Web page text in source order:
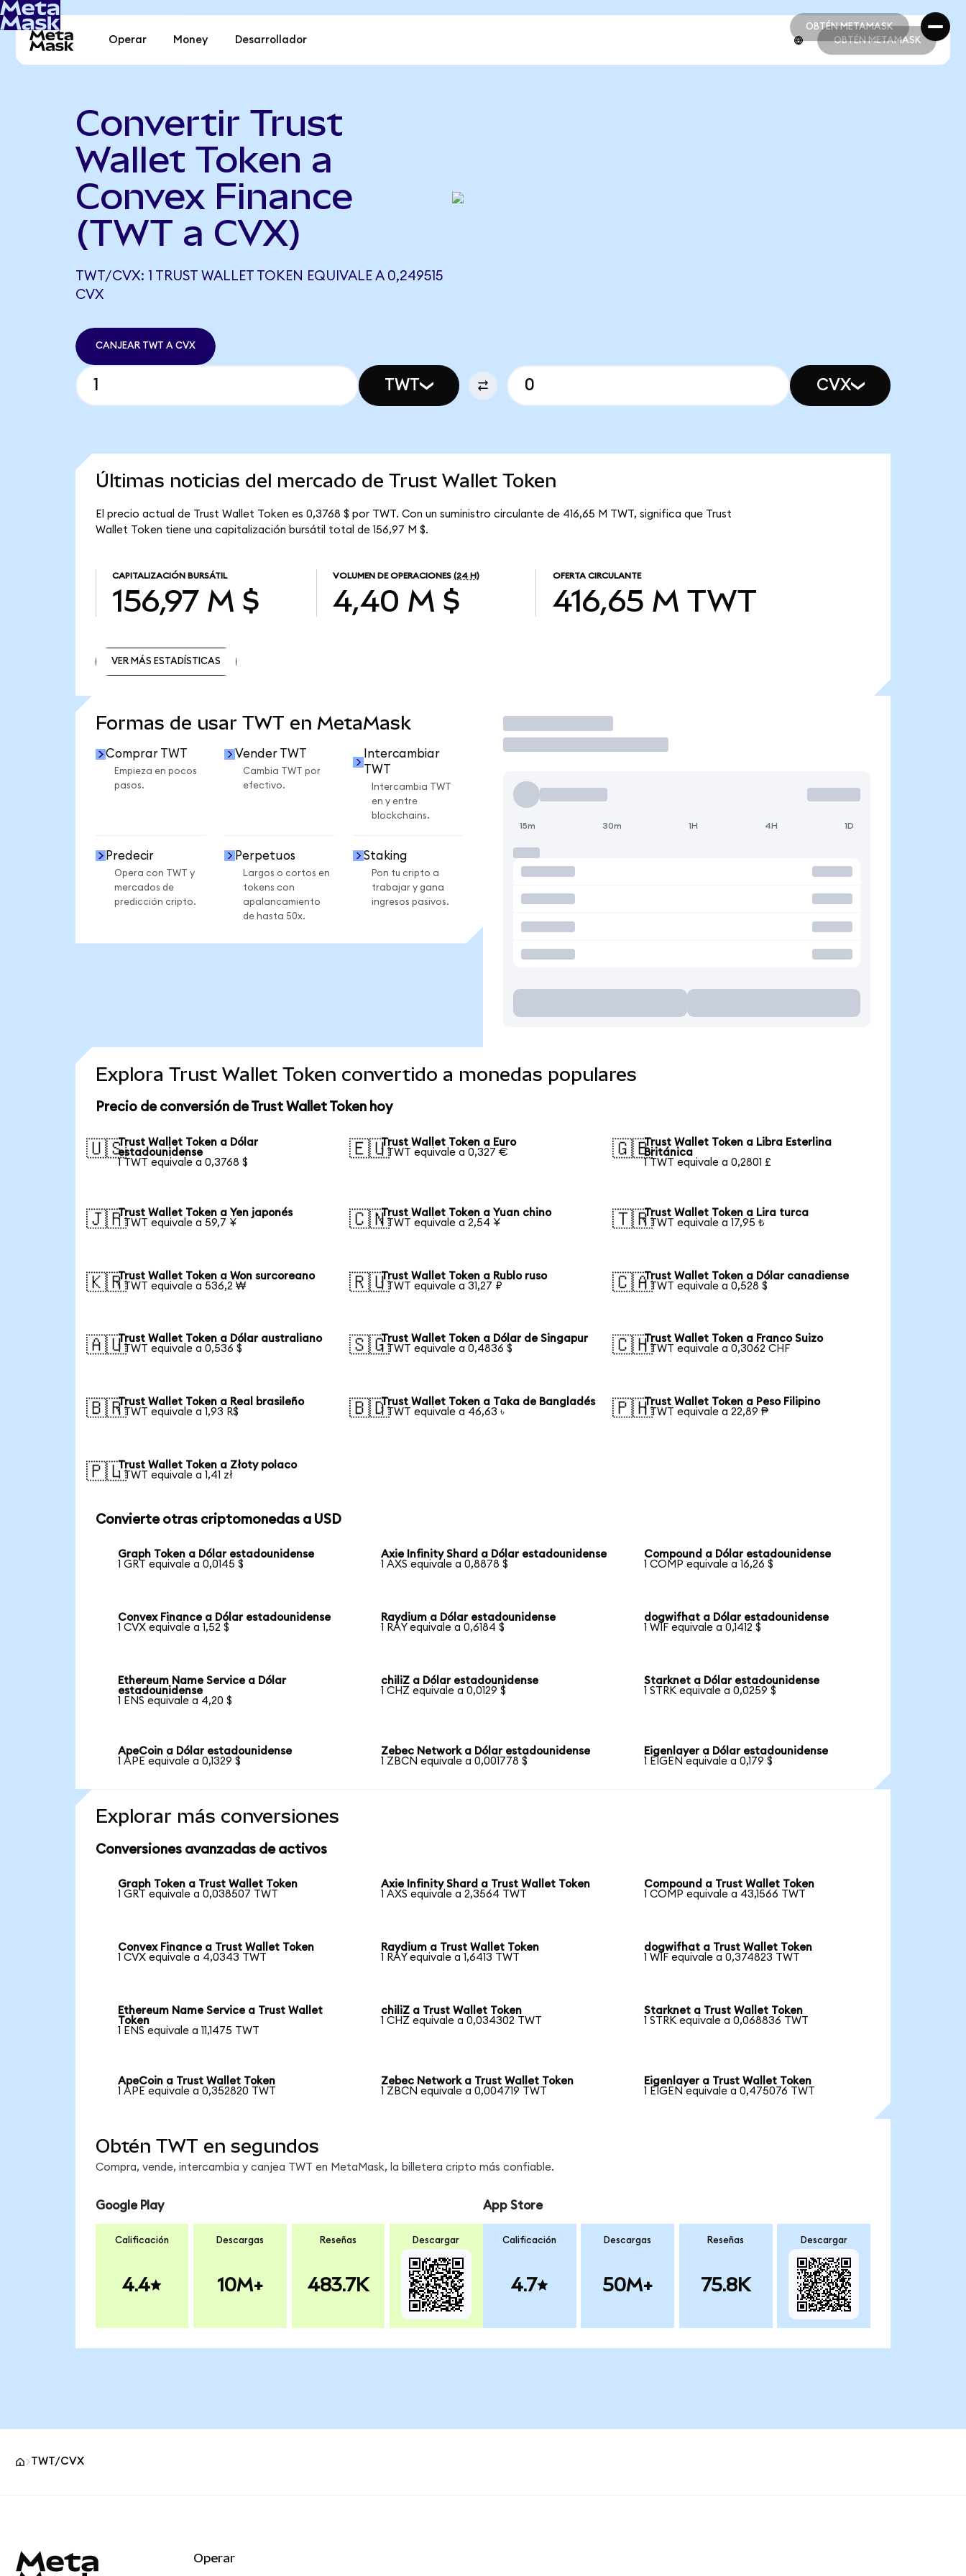
OBTÉN METAMASK
OBTÉN METAMASK
Operar Money Desarrollador OBTÉN METAMASK
Convertir Trust
Wallet Token a
Convex Finance
(TWT a CVX)
TWT/CVX: 1 TRUST WALLET TOKEN EQUIVALE A 0,249515
CVX
CANJEAR TWT A CVX
TWT CVX
Últimas noticias del mercado de Trust Wallet Token
El precio actual de Trust Wallet Token es 0,3768 $ por TWT. Con un suministro circulante de 416,65 M TWT, significa que Trust
Wallet Token tiene una capitalización bursátil total de 156,97 M $.
CAPITALIZACIÓN BURSÁTIL
156,97 M $
VOLUMEN DE OPERACIONES (24 H)
4,40 M $
OFERTA CIRCULANTE
416,65 M TWT
VER MÁS ESTADÍSTICAS
Formas de usar TWT en MetaMask
Comprar TWT
Empieza en pocos
pasos.
Vender TWT
Cambia TWT por
efectivo.
Intercambiar
TWT
Intercambia TWT
en y entre
blockchains.
Predecir
Opera con TWT y
mercados de
predicción cripto.
Perpetuos
Largos o cortos en
tokens con
apalancamiento
de hasta 50x.
Staking
Pon tu cripto a
trabajar y gana
ingresos pasivos.
Operar
15m 30m 1H 4H 1D
Explora Trust Wallet Token convertido a monedas populares
Precio de conversión de Trust Wallet Token hoy
🇺🇸Trust Wallet Token a Dólar
estadounidense
1 TWT equivale a 0,3768 $
🇪🇺Trust Wallet Token a Euro
1 TWT equivale a 0,327 €
🇬🇧Trust Wallet Token a Libra Esterlina
Británica
1 TWT equivale a 0,2801 £
🇯🇵Trust Wallet Token a Yen japonés
1 TWT equivale a 59,7 ¥
🇨🇳Trust Wallet Token a Yuan chino
1 TWT equivale a 2,54 ¥
🇹🇷Trust Wallet Token a Lira turca
1 TWT equivale a 17,95 ₺
🇰🇷Trust Wallet Token a Won surcoreano
1 TWT equivale a 536,2 ₩
🇷🇺Trust Wallet Token a Rublo ruso
1 TWT equivale a 31,27 ₽
🇨🇦Trust Wallet Token a Dólar canadiense
1 TWT equivale a 0,528 $
🇦🇺Trust Wallet Token a Dólar australiano
1 TWT equivale a 0,536 $
🇸🇬Trust Wallet Token a Dólar de Singapur
1 TWT equivale a 0,4836 $
🇨🇭Trust Wallet Token a Franco Suizo
1 TWT equivale a 0,3062 CHF
🇧🇷Trust Wallet Token a Real brasileño
1 TWT equivale a 1,93 R$
🇧🇩Trust Wallet Token a Taka de Bangladés
1 TWT equivale a 46,63 ৳
🇵🇭Trust Wallet Token a Peso Filipino
1 TWT equivale a 22,89 ₱
🇵🇱Trust Wallet Token a Złoty polaco
1 TWT equivale a 1,41 zł
Convierte otras criptomonedas a USD
Graph Token a Dólar estadounidense
1 GRT equivale a 0,0145 $
Axie Infinity Shard a Dólar estadounidense
1 AXS equivale a 0,8878 $
Compound a Dólar estadounidense
1 COMP equivale a 16,26 $
Convex Finance a Dólar estadounidense
1 CVX equivale a 1,52 $
Raydium a Dólar estadounidense
1 RAY equivale a 0,6184 $
dogwifhat a Dólar estadounidense
1 WIF equivale a 0,1412 $
Ethereum Name Service a Dólar
estadounidense
1 ENS equivale a 4,20 $
chiliZ a Dólar estadounidense
1 CHZ equivale a 0,0129 $
Starknet a Dólar estadounidense
1 STRK equivale a 0,0259 $
ApeCoin a Dólar estadounidense
1 APE equivale a 0,1329 $
Zebec Network a Dólar estadounidense
1 ZBCN equivale a 0,001778 $
Eigenlayer a Dólar estadounidense
1 EIGEN equivale a 0,179 $
Explorar más conversiones
Conversiones avanzadas de activos
Graph Token a Trust Wallet Token
1 GRT equivale a 0,038507 TWT
Axie Infinity Shard a Trust Wallet Token
1 AXS equivale a 2,3564 TWT
Compound a Trust Wallet Token
1 COMP equivale a 43,1566 TWT
Convex Finance a Trust Wallet Token
1 CVX equivale a 4,0343 TWT
Raydium a Trust Wallet Token
1 RAY equivale a 1,6413 TWT
dogwifhat a Trust Wallet Token
1 WIF equivale a 0,374823 TWT
Ethereum Name Service a Trust Wallet
Token
1 ENS equivale a 11,1475 TWT
chiliZ a Trust Wallet Token
1 CHZ equivale a 0,034302 TWT
Starknet a Trust Wallet Token
1 STRK equivale a 0,068836 TWT
ApeCoin a Trust Wallet Token
1 APE equivale a 0,352820 TWT
Zebec Network a Trust Wallet Token
1 ZBCN equivale a 0,004719 TWT
Eigenlayer a Trust Wallet Token
1 EIGEN equivale a 0,475076 TWT
Obtén TWT en segundos
Compra, vende, intercambia y canjea TWT en MetaMask, la billetera cripto más confiable.
Google Play
Calificación
4.4
Descargas
10M+
Reseñas
483.7K
Descargar
App Store
Calificación
4.7
Descargas
50M+
Reseñas
75.8K
Descargar
TWT/CVX
Operar